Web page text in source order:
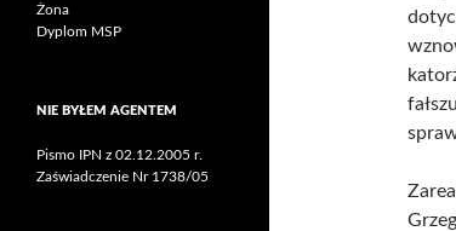
Żona
Dyplom MSP
NIE BYŁEM AGENTEM
Pismo IPN z 02.12.2005 r.
Zaświadczenie Nr 1738/05